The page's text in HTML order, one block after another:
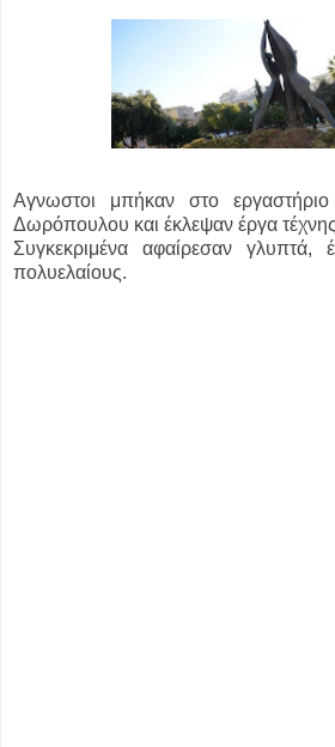
Αγνωστοι μπήκαν στο
Δωρόπουλου και έκλεψαν έργα
Συγκεκριμένα αφαίρεσαν γλυπτά,
πολυελαίους.